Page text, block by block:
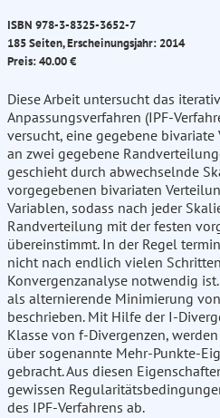
ISBN 978-3-8325-3652-7
185 Seiten, Erscheinungsjahr: 2014
Preis: 40.00 €
Diese Arbeit untersucht das
Anpassungsverfahren (IPF-
versucht, eine gegebene
an zwei gegebene
geschieht durch abwechselnde
vorgegebenen bivariaten
Variablen, sodass nach jeder
Randverteilung mit der festen
übereinstimmt. In der Regel
nicht nach endlich vielen
Konvergenzanalyse notwendig
als alternierende Minimierung
beschrieben. Mit Hilfe der I-
Klasse von f-Divergenzen,
über sogenannte Mehr-Punkte-
gebracht. Aus diesen
gewissen
des IPF-Verfahrens ab.